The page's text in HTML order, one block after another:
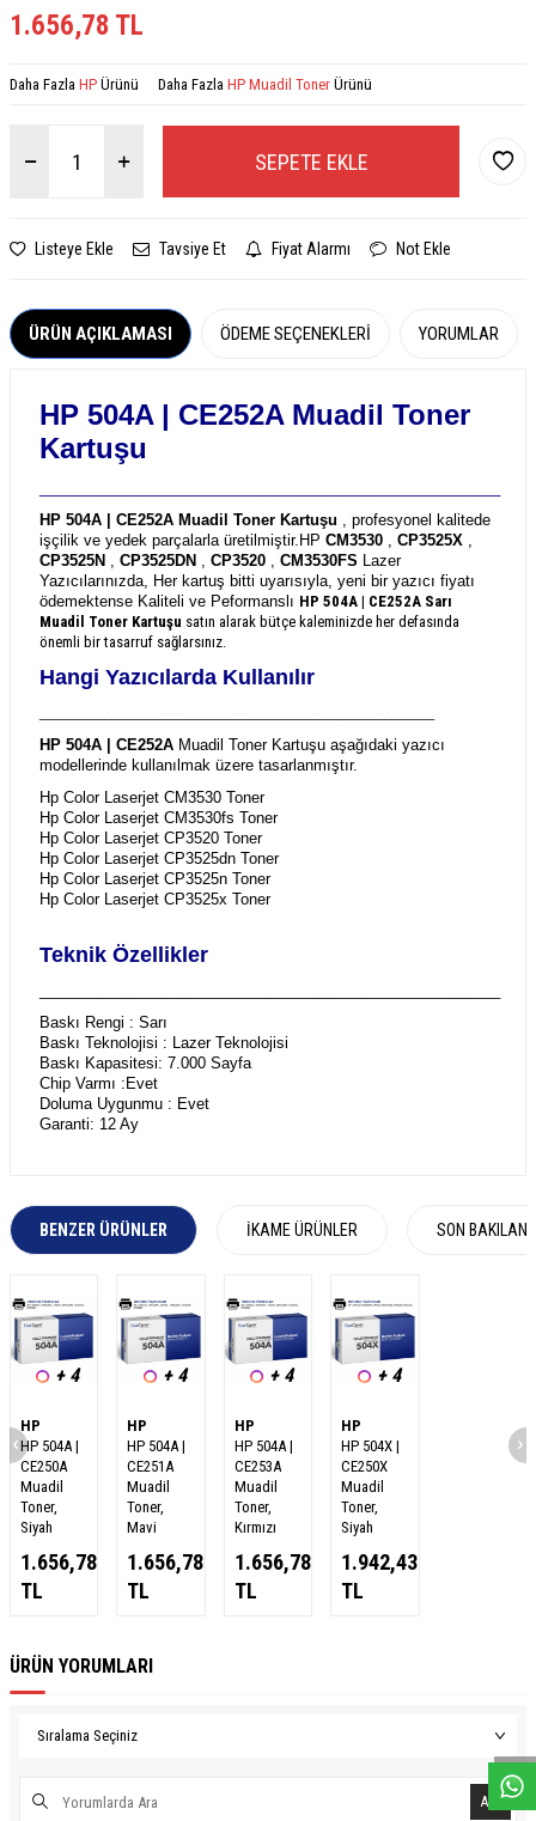
WhasappDeseHatt
1.656,78 TL
Daha Fazla HP Ürünü Daha Fazla HP Muadil Toner Ürünü
SEPETE EKLE
Listeye Ekle Tavsiye Et Fiyat Alarmı Not Ekle
ÜRÜN AÇIKLAMASI ÖDEME SEÇENEKLERI YORUMLAR
HP 504A | CE252A Muadil Toner
Kartuşu
HP 504A | CE252A Muadil Toner Kartuşu , profesyonel kalitede
işçilik ve yedek parçalarla üretilmiştir. HP CM3530 , CP3525X ,
CP3525N , CP3525DN , CP3520 , CM3530FS Lazer
Yazıcılarınızda, Her kartuş bitti uyarısıyla, yeni bir yazıcı fiyatı
ödemektense Kaliteli ve Peformanslı HP 504A | CE252A Sarı
Muadil Toner Kartuşu satın alarak bütçe kaleminizde her defasında
önemli bir tasarruf sağlarsınız.
Hangi Yazıcılarda Kullanılır
HP 504A | CE252A Muadil Toner Kartuşu aşağıdaki yazıcı
modellerinde kullanılmak üzere tasarlanmıştır.
Hp Color Laserjet CM3530 Toner
Hp Color Laserjet CM3530fs Toner
Hp Color Laserjet CP3520 Toner
Hp Color Laserjet CP3525dn Toner
Hp Color Laserjet CP3525n Toner
Hp Color Laserjet CP3525x Toner
Teknik Özellikler
Baskı Rengi : Sarı
Baskı Teknolojisi : Lazer Teknolojisi
Baskı Kapasitesi: 7.000 Sayfa
Chip Varmı :Evet
Doluma Uygunmu : Evet
Garanti: 12 Ay
BENZER ÜRÜNLER İKAME ÜRÜNLER SON
+ 4
HP
HP 504A |
CE250A
Muadil
Toner,
Siyah
1.656,78
TL
+ 4
HP
HP 504A |
CE251A
Muadil
Toner,
Mavi
1.656,78
TL
+ 4
HP
HP 504A |
CE253A
Muadil
Toner,
Kırmızı
1.656,78
TL
+ 4
HP
HP 504X |
CE250X
Muadil
Toner,
Siyah
1.942,43
TL
ÜRÜN YORUMLARI
Ara